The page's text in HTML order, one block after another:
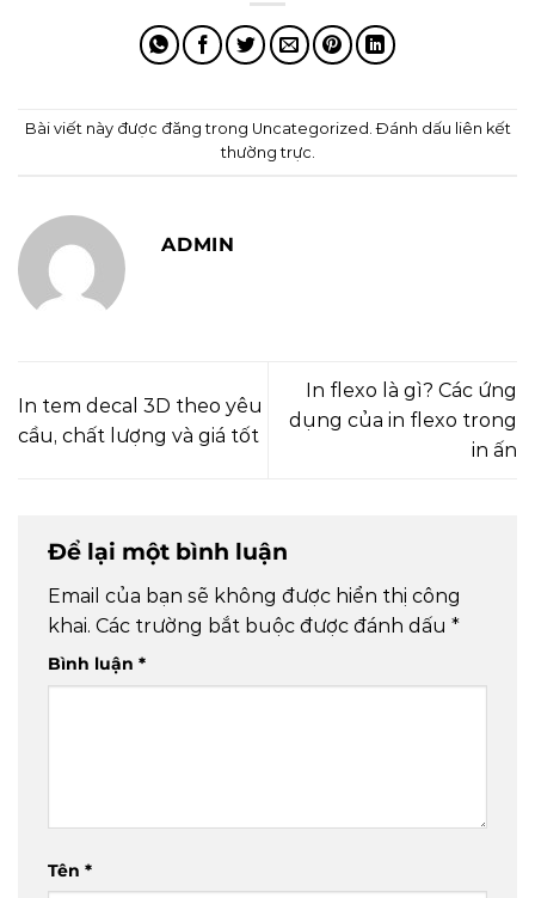
Bài viết này được đăng trong Uncategorized . Đánh dấu liên kết
thường trực.
ADMIN
In tem decal 3D theo yêu
cầu, chất lượng và giá tốt
In flexo là gì? Các ứng
dụng của in flexo trong
in ấn
Để lại một bình luận
Email của bạn sẽ không được hiển thị công
khai. Các trường bắt buộc được đánh dấu *
Bình luận *
Tên *